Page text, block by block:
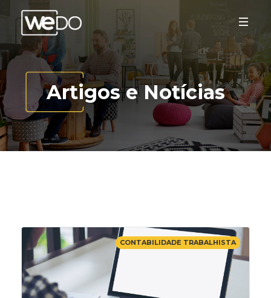
Artigos e Notícias
CONTABILIDADE TRABALHISTA